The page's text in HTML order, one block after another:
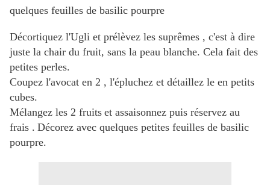
quelques feuilles de basilic pourpre
Décortiquez l'Ugli et prélèvez les suprêmes , c'est à dire
juste la chair du fruit, sans la peau blanche. Cela fait des
petites perles.
Coupez l'avocat en 2 , l'épluchez et détaillez le en petits
cubes.
Mélangez les 2 fruits et assaisonnez puis réservez au
frais . Décorez avec quelques petites feuilles de basilic
pourpre.